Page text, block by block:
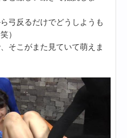
弓反るだけでどうしようも
）
そこがまた見ていて萌えま